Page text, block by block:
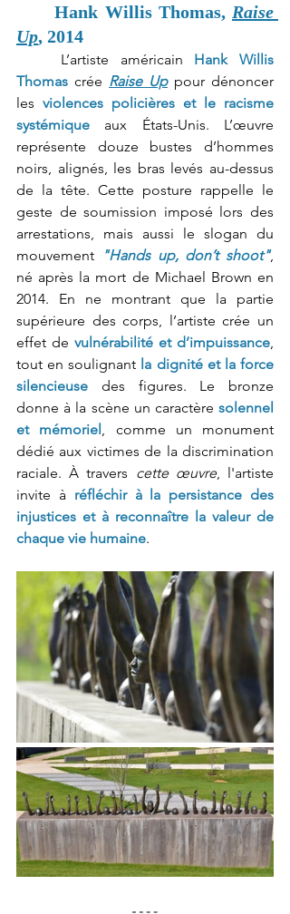
Hank Willis Thomas, Raise
Up, 2014
	L’artiste américain
Hank Willis
Thomas crée Raise Up pour dénoncer
les violences policières et le racisme
systémique aux États-Unis. L’œuvre
représente douze bustes d’hommes
noirs, alignés, les bras levés au-dessus
de la tête. Cette posture rappelle le
geste de soumission imposé lors des
arrestations, mais aussi le slogan du
mouvement
"Hands up, don’t shoot",
né après la mort de Michael Brown en
2014. En ne montrant que la partie
supérieure des corps, l’artiste crée un
effet de vulnérabilité et d’impuissance
tout en soulignant la dignité et la force
silencieuse des figures. Le bronze
donne à la scène un caractère solennel
et mémoriel , comme un monument
dédié aux victimes de la discrimination
raciale. À travers cette œuvre, l'artiste
invite à réfléchir à la persistance des
injustices et à reconnaître la valeur de
chaque vie humaine.